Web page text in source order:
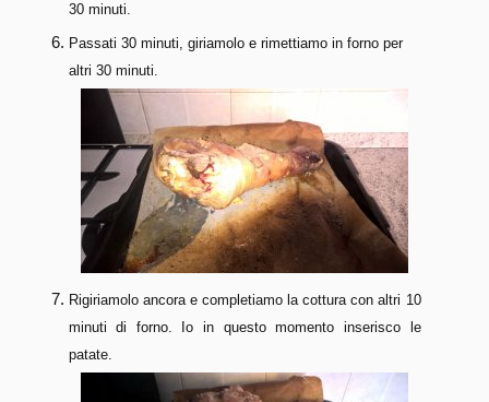
30 minuti.
Passati 30 minuti, giriamolo e rimettiamo in forno per
altri 30 minuti.
Rigiriamolo ancora e completiamo la cottura con altri 10
minuti di forno. Io in questo momento inserisco le
patate.